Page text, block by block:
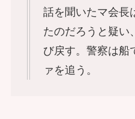
話を聞いたマ会長
たのだろうと疑い
び戻す。警察は船
ァを追う。